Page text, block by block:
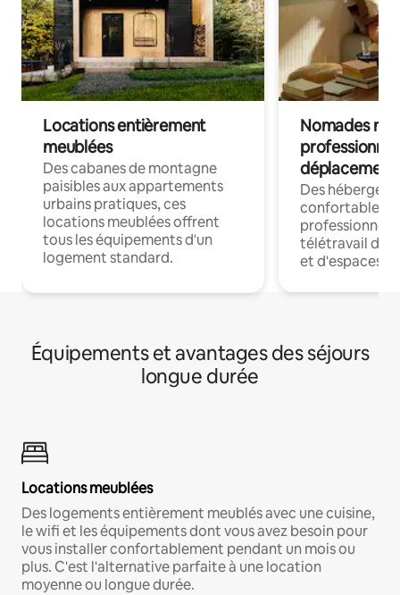
Locations entièrement
meublées
Des cabanes de montagne
paisibles aux appartements
urbains pratiques, ces
locations meublées offrent
tous les équipements d'un
logement standard.
Nomades
déplacement
Des
confortables
professionnels
télétravail
et d'espaces
Équipements et avantages des séjours
longue durée
Locations meublées
Des logements entièrement meublés avec une cuisine,
le wifi et les équipements dont vous avez besoin pour
vous installer confortablement pendant un mois ou
plus. C'est l'alternative parfaite à une location
moyenne ou longue durée.